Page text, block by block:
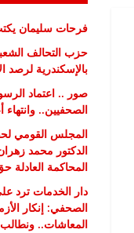
فرحات سليمان
حزب التحالف
بالإسكندرية لرصد
صور .. اعتماد
الصحفيين.. وانتهاء
المجلس القومي
الدكتور محمد
المحاكمة العادلة
دار الخدمات ترد
الصحفي: إنكار
المعاشات..